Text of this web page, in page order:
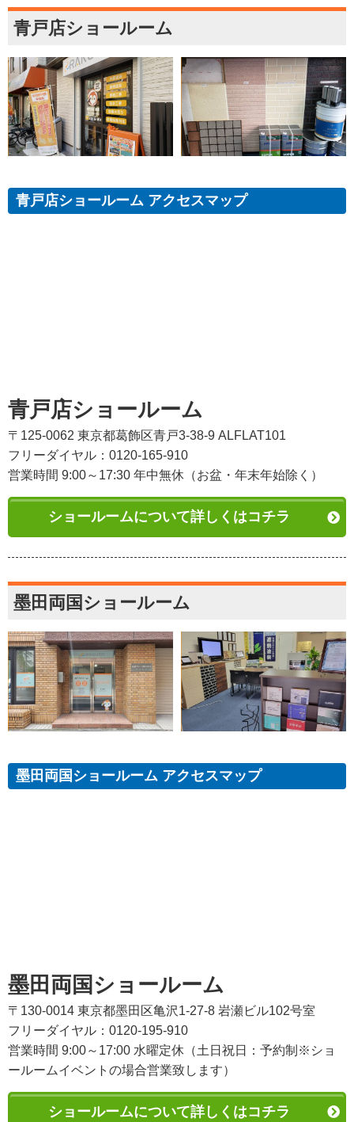
青戸店ショールーム
青戸店ショールーム アクセスマップ
青戸店ショールーム
〒125-0062 東京都葛飾区青戸3-38-9 ALFLAT101
フリーダイヤル：0120-165-910
営業時間 9:00～17:30 年中無休（お盆・年末年始除く）
ショールームについて詳しくはコチラ
墨田両国ショールーム
墨田両国ショールーム アクセスマップ
墨田両国ショールーム
〒130-0014 東京都墨田区亀沢1-27-8 岩瀬ビル102号室
フリーダイヤル：0120-195-910
営業時間 9:00～17:00 水曜定休（土日祝日：予約制※ショ
ールームイベントの場合営業致します）
ショールームについて詳しくはコチラ